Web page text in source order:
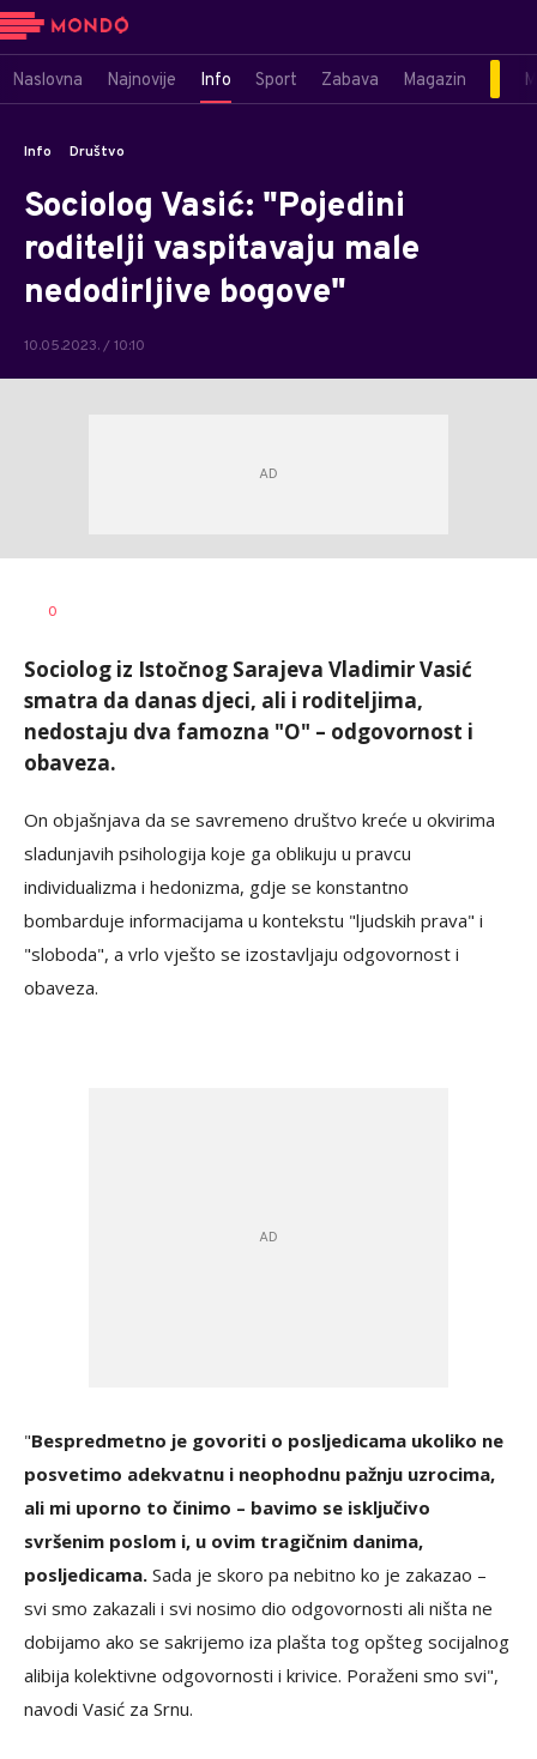
Naslovna Najnovije Info Sport Zabava Magazin
Info Društvo
Sociolog Vasić: "Pojedini
roditelji vaspitavaju male
nedodirljive bogove"
10.05.2023. / 10:10
AUTOR
0
Sociolog iz Istočnog Sarajeva Vladimir Vasić
smatra da danas djeci, ali i roditeljima,
nedostaju dva famozna "O" – odgovornost i
obaveza.
On objašnjava da se savremeno društvo kreće u okvirima
sladunjavih psihologija koje ga oblikuju u pravcu
individualizma i hedonizma, gdje se konstantno
bombarduje informacijama u kontekstu "ljudskih prava" i
"sloboda", a vrlo vješto se izostavljaju odgovornost i
obaveza.
"Bespredmetno je govoriti o posljedicama ukoliko ne
posvetimo adekvatnu i neophodnu pažnju uzrocima,
ali mi uporno to činimo – bavimo se isključivo
svršenim poslom i, u ovim tragičnim danima,
posljedicama. Sada je skoro pa nebitno ko je zakazao –
svi smo zakazali i svi nosimo dio odgovornosti ali ništa ne
dobijamo ako se sakrijemo iza plašta tog opšteg socijalnog
alibija kolektivne odgovornosti i krivice. Poraženi smo svi",
navodi Vasić za Srnu.